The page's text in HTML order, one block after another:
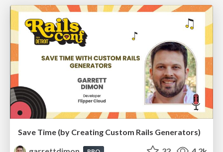
Save Time (by Creating Custom Rails Generators)